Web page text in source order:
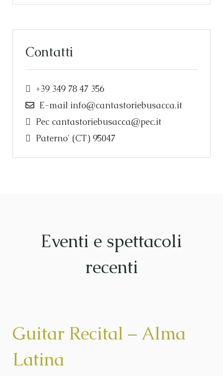
Contatti
+39 349 78 47 356
E-mail info@cantastoriebusacca.it
Pec cantastoriebusacca@pec.it
Paterno' (CT) 95047
Eventi e spettacoli
recenti
Guitar Recital – Alma
Latina